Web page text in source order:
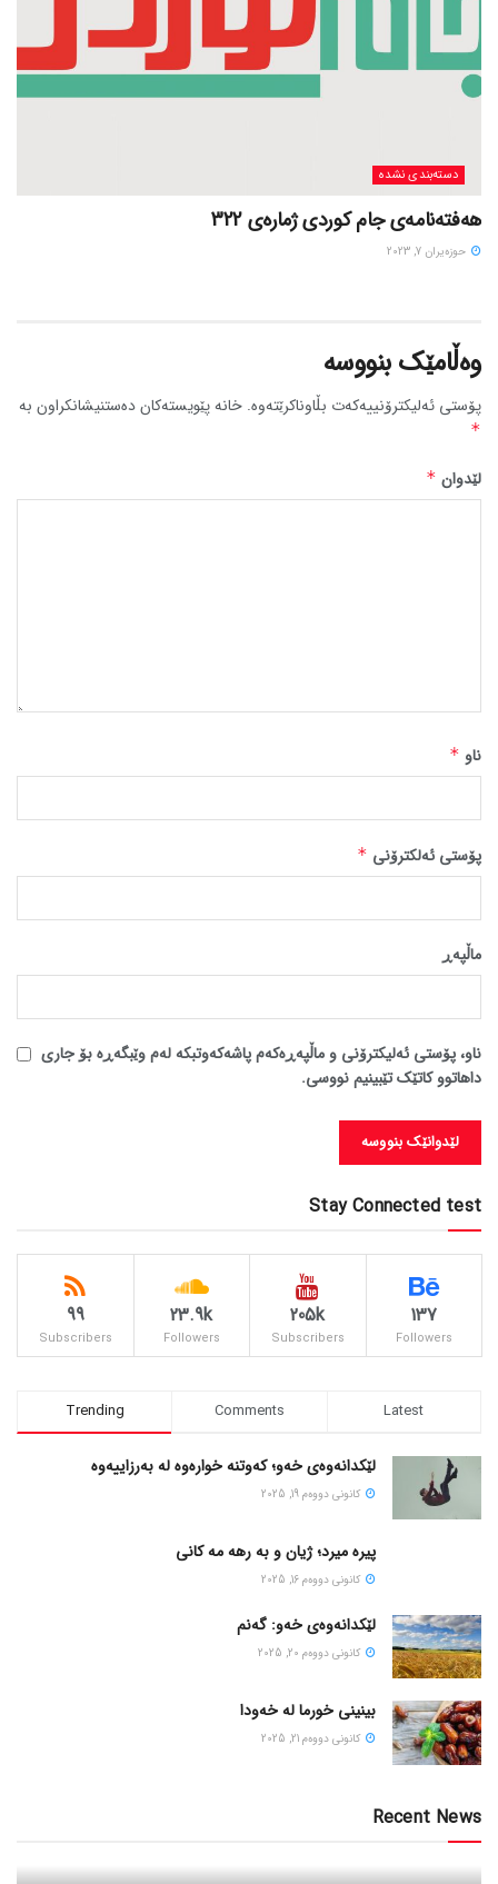
دسته‌بندی نشده
هەفتەنامەی جام کوردی ژمارەی 322
حوزه‌یران 7, 2023
وەڵامێک بنووسە
پۆستی ئەلیکترۆنییەکەت بڵاوناکرێتەوە. خانە پێویستەکان دەستنیشانکراون بە
*
لێدوان *
ناو *
پۆستی ئەلکترۆنی *
ماڵپه‌ڕ
ناو، پۆستی ئەلیکترۆنی و ماڵپەڕەکەم پاشەکەوتبکە لەم وێبگەڕە بۆ جاری
داهاتوو کاتێک تێبینیم نووسی.
Stay Connected test
137
Followers
205k
Subscribers
23.9k
Followers
99
Subscribers
Trending Comments Latest
لێکدانەوەی خەو؛ کەوتنە خوارەوە لە بەرزاییەوە
كانونی دووه‌م 19, 2025
پیره میرد؛ ژیان و به رهه مه کانی
كانونی دووه‌م 16, 2025
لێکدانەوەی خەو: گەنم
كانونی دووه‌م 20, 2025
بینینی خورما لە خەودا
كانونی دووه‌م 21, 2025
Recent News